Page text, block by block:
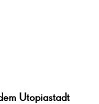
Utopiastadt